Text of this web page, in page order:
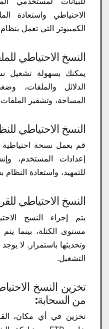
الاحتياطي واستعادة
الكمبيوتر التي تعمل بنظام Windows.
النسخ الاحتياطي
يمكنك بسهولة تشغيل
الدلائل والملفات،
المساحة، وتشفير
النسخ الاحتياطي
إعدادات المستخدم،
للتمهيد، واستعادة
النسخ الاحتياطي
يتم إجراء النسخ
مستوى الكتلة، بينما يتم
وتحديثها باستمرار. لا
التشغيل.
تخزين النسخ
من السحابة:
تخزين في أي مكان،